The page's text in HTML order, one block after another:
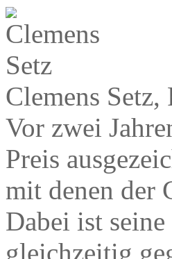
Clemens
Vor zwei
Preis
mit denen der
Dabei ist
gleichzeitig